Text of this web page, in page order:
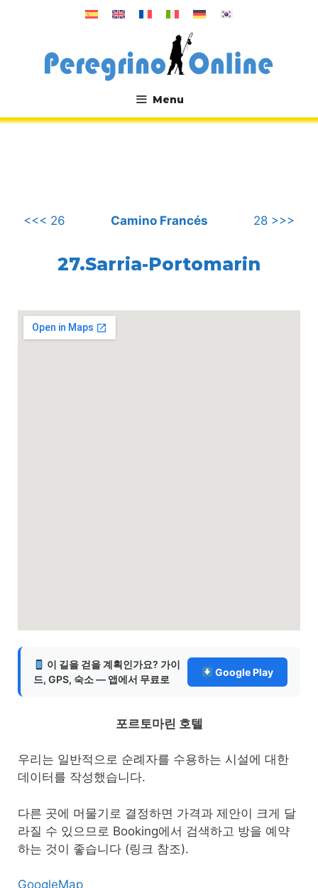
뛰
Menu
.
<<< 26 Camino Francés 28 >>>
27.Sarria-Portomarin
이 길을 걷을 계획인가요? 가이
드, GPS, 숙소 — 앱에서 무료로
Google Play
포르토마린 호텔
우리는 일반적으로 순례자를 수용하는 시설에 대한
데이터를 작성했습니다.
다른 곳에 머물기로 결정하면 가격과 제안이 크게 달
라질 수 있으므로 Booking에서 검색하고 방을 예약
하는 것이 좋습니다 (링크 참조).
GoogleMap